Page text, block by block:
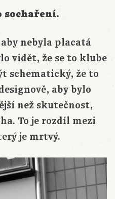
sochaření.
nebyla placatá
vidět, že se to klube
schematický, že to
aby bylo
než skutečnost,
To je rozdíl mezi
je mrtvý.